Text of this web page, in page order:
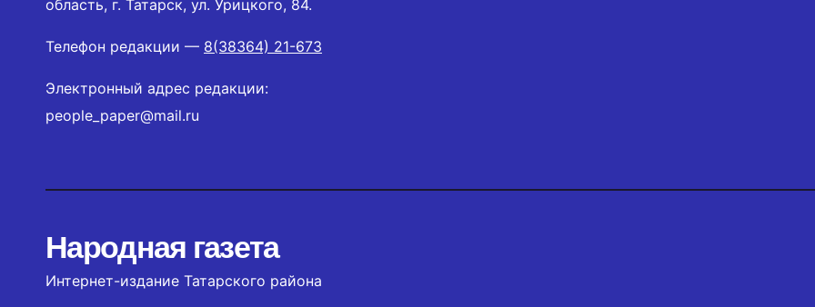
область, г. Татарск, ул. Урицкого, 84.
Телефон редакции — 8(38364) 21-673
Электронный адрес редакции:
people_paper@mail.ru
Народная газета
Интернет-издание Татарского района